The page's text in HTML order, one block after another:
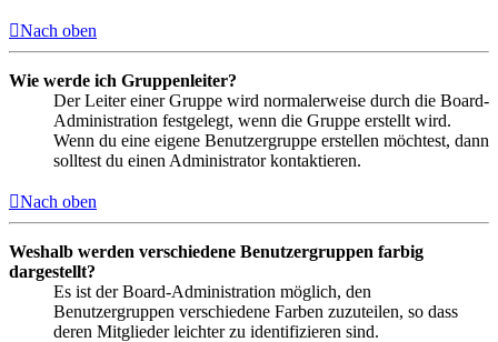
Nach oben
Wie werde ich Gruppenleiter?
Der Leiter einer Gruppe wird normalerweise durch die Board-
Administration festgelegt, wenn die Gruppe erstellt wird.
Wenn du eine eigene Benutzergruppe erstellen möchtest, dann
solltest du einen Administrator kontaktieren.
Nach oben
Weshalb werden verschiedene Benutzergruppen farbig
dargestellt?
Es ist der Board-Administration möglich, den
Benutzergruppen verschiedene Farben zuzuteilen, so dass
deren Mitglieder leichter zu identifizieren sind.